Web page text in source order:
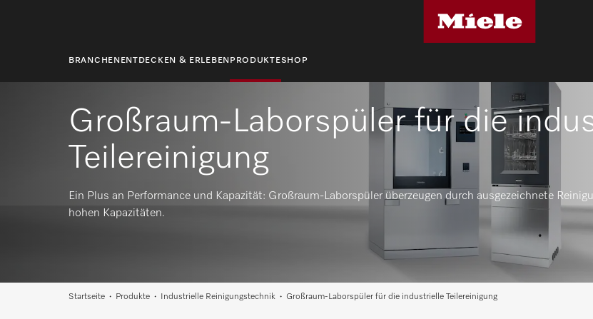
BRANCHEN ENTDECKEN & ERLEBEN PRODUKTESHOP
Großraum-Laborspüler für die
Teilereinigung
Ein Plus an Performance und Kapazität: Großraum-Laborspüler überzeugen durch ausgezeichnete
hohen Kapazitäten.
Startseite Produkte Industrielle Reinigungstechnik Großraum-Laborspüler für die industrielle Teilereinigung